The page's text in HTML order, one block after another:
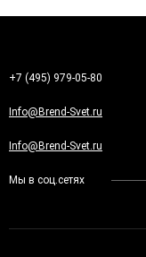
+7 (495) 979-05-80
Info@Brend-Svet.ru
Info@Brend-Svet.ru
Мы в соц.сетях